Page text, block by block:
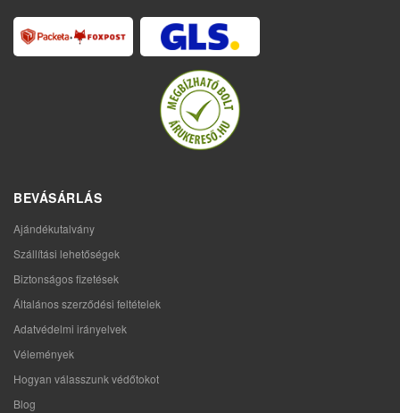
BEVÁSÁRLÁS
Ajándékutalvány
Szállítási lehetőségek
Biztonságos fizetések
Általános szerződési feltételek
Adatvédelmi irányelvek
Vélemények
Hogyan válasszunk védőtokot
Blog